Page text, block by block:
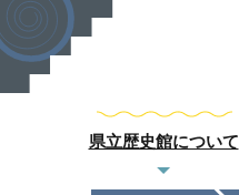
県立歴史館について